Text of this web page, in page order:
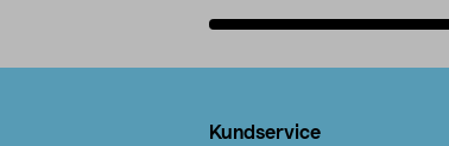
Kundservice